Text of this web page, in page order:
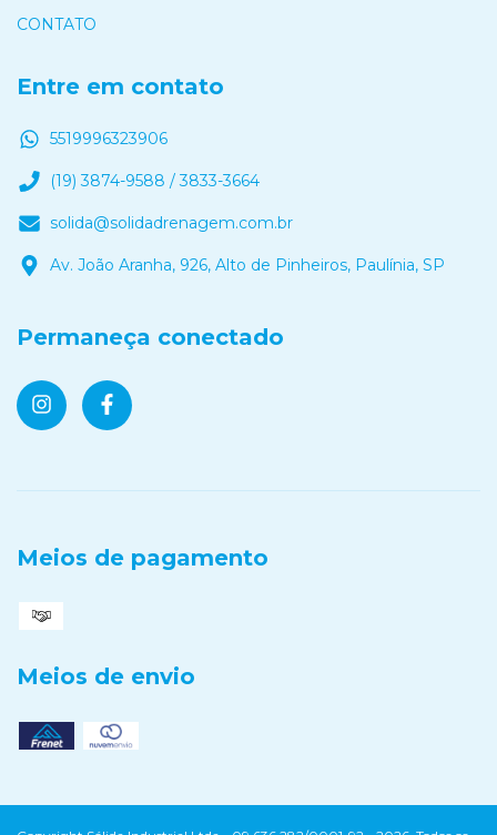
CONTATO
Entre em contato
5519996323906
(19) 3874-9588 / 3833-3664
solida@solidadrenagem.com.br
Av. João Aranha, 926, Alto de Pinheiros, Paulínia, SP
Permaneça conectado
Meios de pagamento
Meios de envio